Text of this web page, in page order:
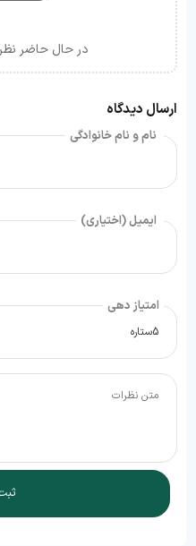
در حال حاضر
ارسال دیدگاه
نام و نام خانوادگی
ایمیل (اختیاری)
امتیاز دهی